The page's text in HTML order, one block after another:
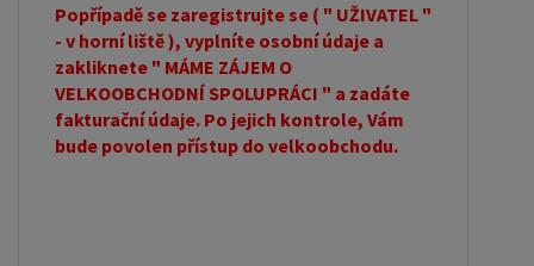
Popřípadě se zaregistrujte se ( " UŽIVATEL "
- v horní liště ), vyplníte osobní údaje a
zakliknete " MÁME ZÁJEM O
VELKOOBCHODNÍ SPOLUPRÁCI " a zadáte
fakturační údaje. Po jejich kontrole, Vám
bude povolen přístup do velkoobchodu.